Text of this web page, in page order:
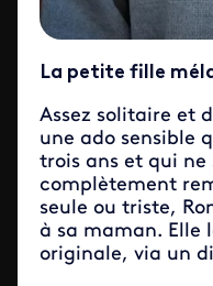
La petite fille
Assez solitaire et
une ado sensible
trois ans et qui ne
complètement
seule ou triste,
à sa maman. Elle
originale, via un